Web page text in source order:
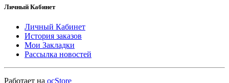
Личный Кабинет
Личный Кабинет
История заказов
Мои Закладки
Рассылка новостей
Работает на ocStore